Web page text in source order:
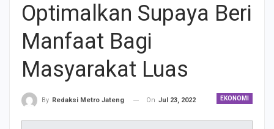
Optimalkan Supaya Beri
Manfaat Bagi
Masyarakat Luas
EKONOMI
By Redaksi Metro Jateng On Jul 23, 2022